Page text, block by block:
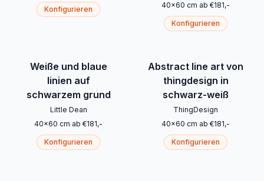
Konfigurieren
40x60 cm ab €181,-
Konfigurieren
Weiße und blaue
linien auf
schwarzem grund
Little Dean
40x60 cm ab €181,-
Konfigurieren
Abstract line art von
thingdesign in
schwarz-weiß
ThingDesign
40x60 cm ab €181,-
Konfigurieren